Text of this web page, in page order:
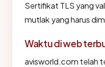
Sertifikat TLS yang
mutlak yang harus
Waktu di web
avisworld.com telah